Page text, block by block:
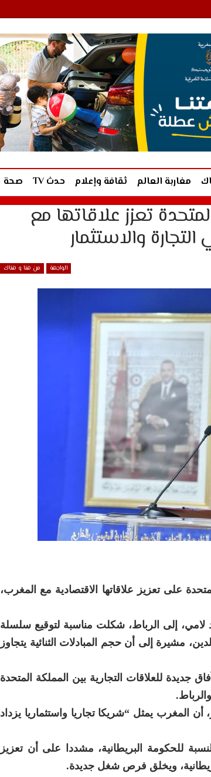
مغاربة العالم ثقافة وإعلام حدث TV صحة
تعزز علاقاتها مع
والاستثمار
الواجهة من هنا و هناك
على تعزيز علاقاتها الاقتصادية مع المغرب،
لامي، إلى الرباط، شكلت مناسبة لتوقيع سلسلة
مشيرة إلى أن حجم المبادلات الثنائية يتجاوز
جديدة للعلاقات التجارية بين المملكة المتحدة
المغرب يمثل “شريكا تجاريا واستثماريا يزداد
للحكومة البريطانية، مشددا على أن تعزيز
ويخلق فرص شغل جديدة.